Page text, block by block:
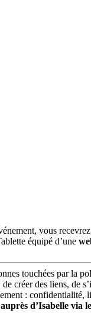
vous
équipé d’une
touchées par la
créer des liens, de
:
d’Isabelle via